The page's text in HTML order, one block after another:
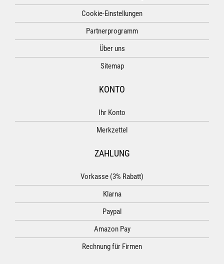
Cookie-Einstellungen
Partnerprogramm
Über uns
Sitemap
KONTO
Ihr Konto
Merkzettel
ZAHLUNG
Vorkasse (3% Rabatt)
Klarna
Paypal
Amazon Pay
Rechnung für Firmen